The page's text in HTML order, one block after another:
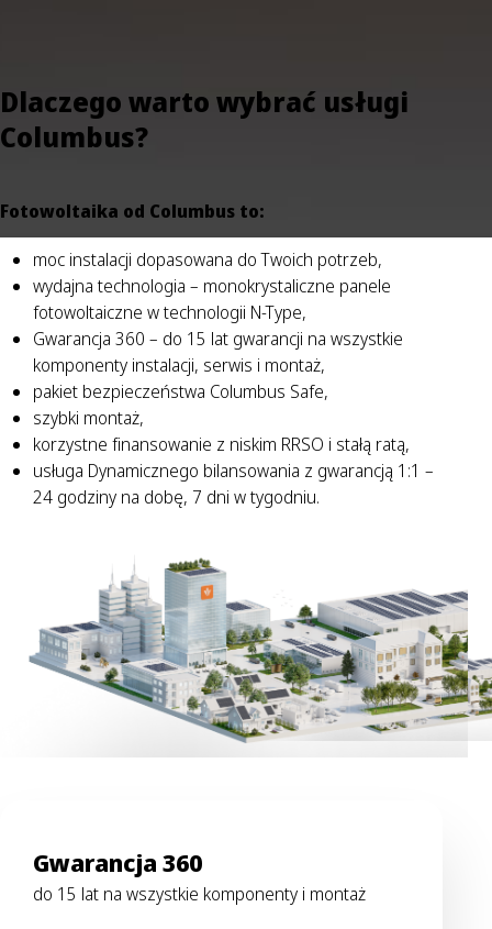
Dlaczego warto wybrać usługi
Columbus?
Fotowoltaika od Columbus to:
moc instalacji dopasowana do Twoich potrzeb,
wydajna technologia – monokrystaliczne panele
fotowoltaiczne w technologii N-Type,
Gwarancja 360 – do 15 lat gwarancji na wszystkie
komponenty instalacji, serwis i montaż,
pakiet bezpieczeństwa Columbus Safe,
szybki montaż,
korzystne finansowanie z niskim RRSO i stałą ratą,
usługa Dynamicznego bilansowania z gwarancją 1:1 –
24 godziny na dobę, 7 dni w tygodniu.
Gwarancja 360
do 15 lat na wszystkie komponenty i montaż